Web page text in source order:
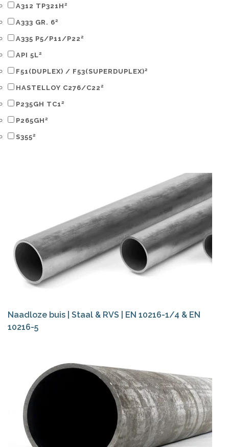
A312 TP321H2
A333 GR. 62
A335 P5/P11/P222
API 5L2
F51(DUPLEX) / F53(SUPERDUPLEX)2
HASTELLOY C276/C222
P235GH TC12
P265GH2
S3552
Naadloze buis | Staal & RVS | EN 10216-1/4 & EN
10216-5